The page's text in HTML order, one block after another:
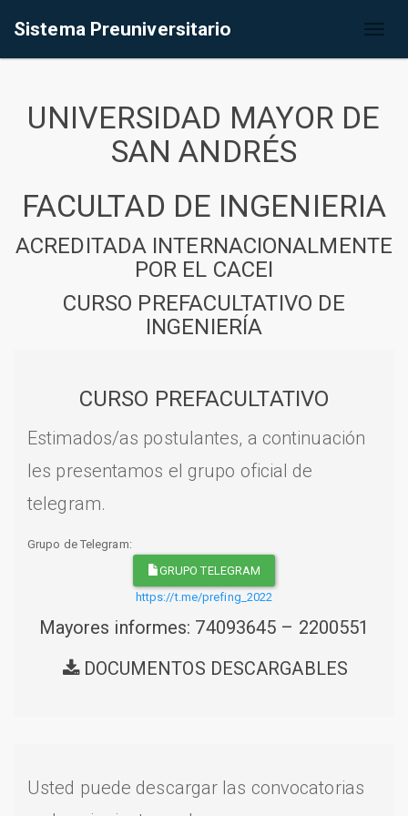
Sistema Preuniversitario
UNIVERSIDAD MAYOR DE
SAN ANDRÉS
FACULTAD DE INGENIERIA
ACREDITADA INTERNACIONALMENTE
POR EL CACEI
CURSO PREFACULTATIVO DE
INGENIERÍA
CURSO PREFACULTATIVO
Estimados/as postulantes, a continuación
les presentamos el grupo oficial de
telegram.
Grupo de Telegram:
GRUPO TELEGRAM
https://t.me/prefing_2022
Mayores informes: 74093645 – 2200551
DOCUMENTOS DESCARGABLES
Usted puede descargar las convocatorias